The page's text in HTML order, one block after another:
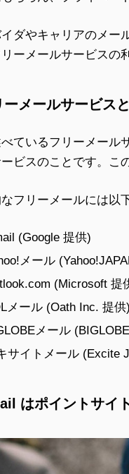
ダやキャリアのメー
ーメールサービスの
ーメールサービス
ているフリーメール
ビスのことです。こ
フリーメールには以
(Google 提供)
メール
(Microsoft 提
メール (Oath Inc. 提供)
メール
サイトメール (Excite
はポイントサイ